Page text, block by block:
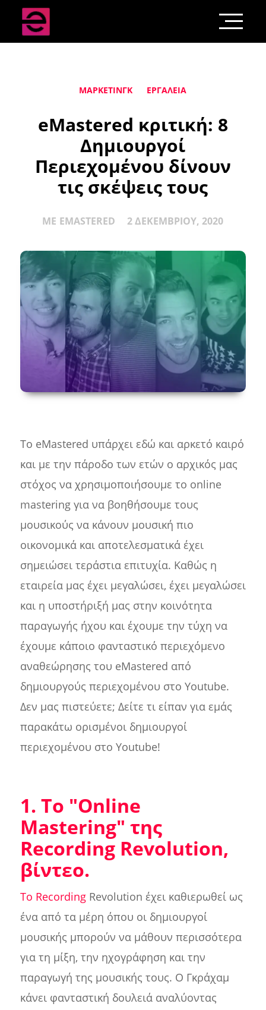
ΜΆΡΚΕΤΙΝΓΚ ΕΡΓΑΛΕΊΑ
eMastered κριτική: 8
Δημιουργοί
Περιεχομένου δίνουν
τις σκέψεις τους
ΜΕ EMASTERED 2 ΔΕΚΕΜΒΡΊΟΥ, 2020
Το eMastered υπάρχει εδώ και αρκετό καιρό
και με την πάροδο των ετών ο αρχικός μας
στόχος να χρησιμοποιήσουμε το online
mastering για να βοηθήσουμε τους
μουσικούς να κάνουν μουσική πιο
οικονομικά και αποτελεσματικά έχει
σημειώσει τεράστια επιτυχία. Καθώς η
εταιρεία μας έχει μεγαλώσει, έχει μεγαλώσει
και η υποστήριξή μας στην κοινότητα
παραγωγής ήχου και έχουμε την τύχη να
έχουμε κάποιο φανταστικό περιεχόμενο
αναθεώρησης του eMastered από
δημιουργούς περιεχομένου στο Youtube.
Δεν μας πιστεύετε; Δείτε τι είπαν για εμάς
παρακάτω ορισμένοι δημιουργοί
περιεχομένου στο Youtube!
1. Το "Online
Mastering" της
Recording Revolution,
βίντεο.
Το RecordingRevolution έχει καθιερωθεί ως
ένα από τα μέρη όπου οι δημιουργοί
μουσικής μπορούν να μάθουν περισσότερα
για τη μίξη, την ηχογράφηση και την
παραγωγή της μουσικής τους. Ο Γκράχαμ
κάνει φανταστική δουλειά αναλύοντας